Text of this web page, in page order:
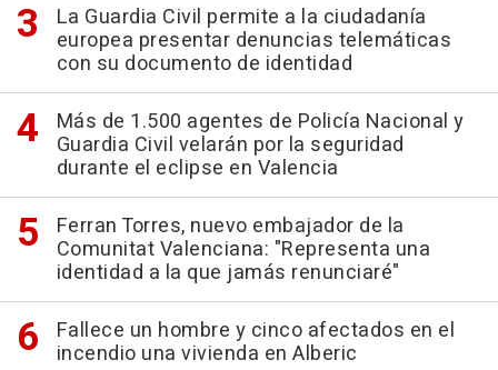
La Guardia Civil permite a la ciudadanía
europea presentar denuncias telemáticas
con su documento de identidad
Más de 1.500 agentes de Policía Nacional y
Guardia Civil velarán por la seguridad
durante el eclipse en Valencia
Ferran Torres, nuevo embajador de la
Comunitat Valenciana: "Representa una
identidad a la que jamás renunciaré"
Fallece un hombre y cinco afectados en el
incendio una vivienda en Alberic